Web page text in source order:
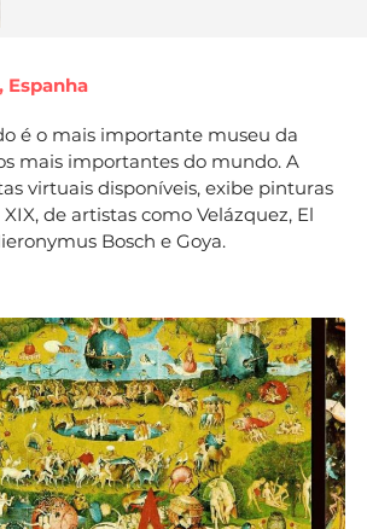
Espanha
é o mais importante museu da
mais importantes do mundo. A
virtuais disponíveis, exibe pinturas
de artistas como Velázquez, El
Bosch e Goya.